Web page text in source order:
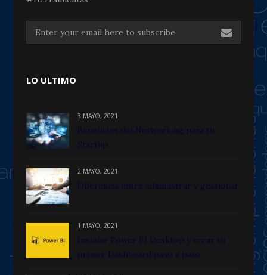
LO ULTIMO
3 MAYO, 2021
Beneficios del Networking para tu
Startup
2 MAYO, 2021
Diferencia entre administrar y gestionar
1 MAYO, 2021
Instalar Power BI Desktop y crear tu
primer Dashboard paso a paso